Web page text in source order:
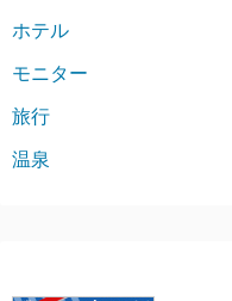
ホテル
モニター
旅行
温泉